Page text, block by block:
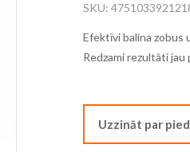
SKU
Efektīvi balina zobus
Redzami rezultāti jau
Uzzināt par